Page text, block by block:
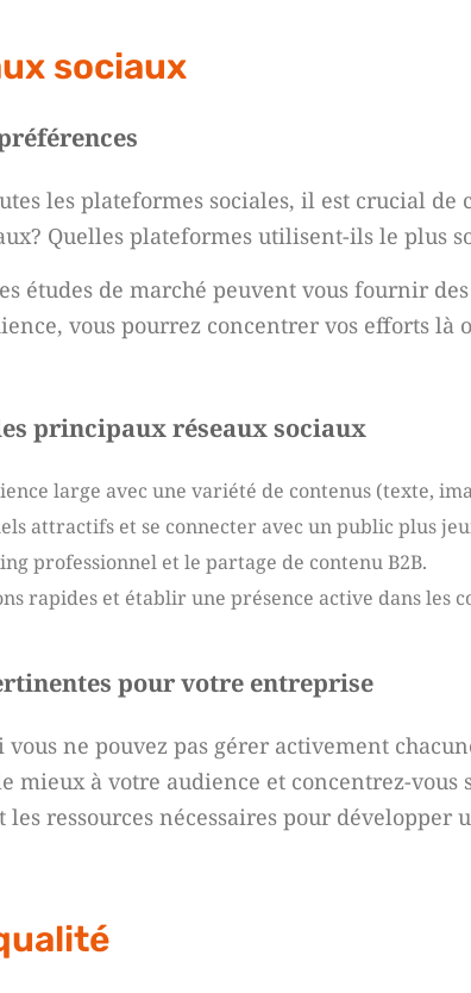
sociaux
les plateformes sociales, il est crucial
Quelles plateformes utilisent-ils le plus
études de marché peuvent vous fournir
vous pourrez concentrer vos efforts là
principaux réseaux sociaux
large avec une variété de contenus (texte,
attractifs et se connecter avec un public plus
professionnel et le partage de contenu B2B.
rapides et établir une présence active dans les
pour votre entreprise
ne pouvez pas gérer activement
mieux à votre audience et concentrez-
ressources nécessaires pour développer